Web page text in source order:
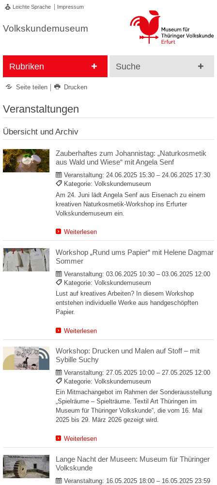
Leichte Sprache Impressum
Volkskundemuseum
Rubriken Suche
Seite teilen Drucken
Veranstaltungen
Übersicht und Archiv
Zauberhaftes zum Johannistag: „Naturkosmetik
aus Wald und Wiese“ mit Angela Senf
Veranstaltung: 24.06.2025 15:30 – 24.06.2025 17:30
Kategorie: Volkskundemuseum
Am 24. Juni lädt Angela Senf aus Eisenach zu einem
kreativen Naturkosmetik-Workshop ins Erfurter
Volkskundemuseum ein.
Weiterlesen
Workshop „Rund ums Papier“ mit Helene Dagmar
Sommer
Veranstaltung: 03.06.2025 10:30 – 03.06.2025 12:00
Kategorie: Volkskundemuseum
Lust auf kreatives Arbeiten? In diesem Workshop
entstehen individuelle Werke aus handgeschöpften
Papier.
Weiterlesen
Workshop: Drucken und Malen auf Stoff – mit
Sybille Suchy
Veranstaltung: 27.05.2025 10:00 – 27.05.2025 12:00
Kategorie: Volkskundemuseum
Ein Mitmachangebot im Rahmen der Sonderausstellung
„Spielräume – Spielträume. Textil Art Thüringen im
Museum für Thüringer Volkskunde“, die vom 16. Mai
2025 bis 29. März 2026 gezeigt wird.
Weiterlesen
Lange Nacht der Museen: Museum für Thüringer
Volkskunde
Veranstaltung: 16.05.2025 18:00 – 16.05.2025 23:59